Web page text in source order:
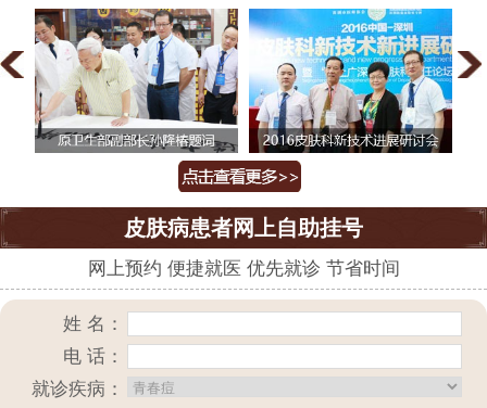
皮肤病患者网上自助挂号
网上预约 便捷就医 优先就诊 节省时间
姓 名：
电 话：
就诊疾病：